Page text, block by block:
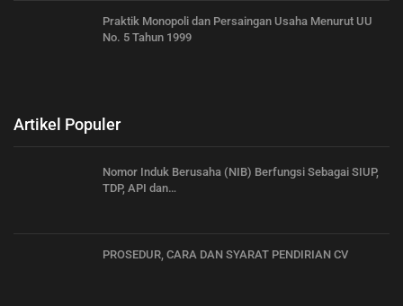
Praktik Monopoli dan Persaingan Usaha Menurut UU
No. 5 Tahun 1999
Artikel Populer
Nomor Induk Berusaha (NIB) Berfungsi Sebagai SIUP,
TDP, API dan…
PROSEDUR, CARA DAN SYARAT PENDIRIAN CV